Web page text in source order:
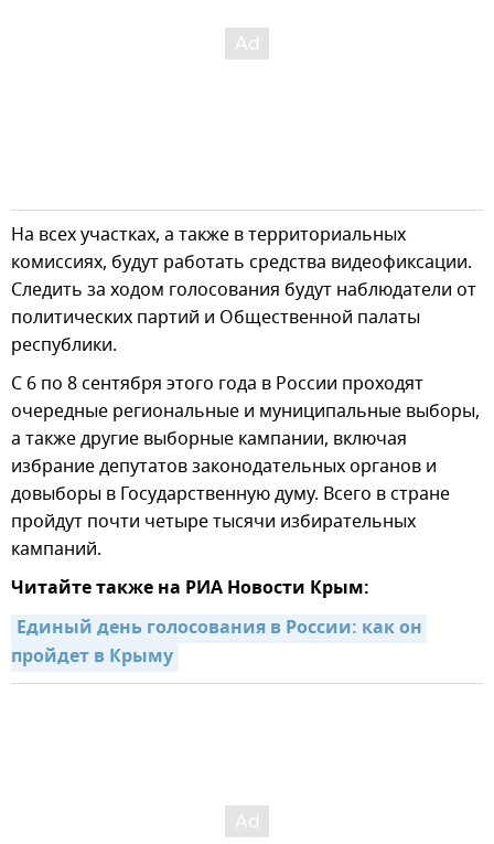
На всех участках, а также в территориальных
комиссиях, будут работать средства видеофиксации.
Следить за ходом голосования будут наблюдатели от
политических партий и Общественной палаты
республики.
С 6 по 8 сентября этого года в России проходят
очередные региональные и муниципальные выборы,
а также другие выборные кампании, включая
избрание депутатов законодательных органов и
довыборы в Государственную думу. Всего в стране
пройдут почти четыре тысячи избирательных
кампаний.
Читайте также на РИА Новости Крым:
Единый день голосования в России: как он
пройдет в Крыму